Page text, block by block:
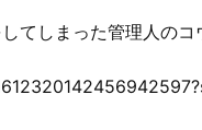
てしまった管理人のコ